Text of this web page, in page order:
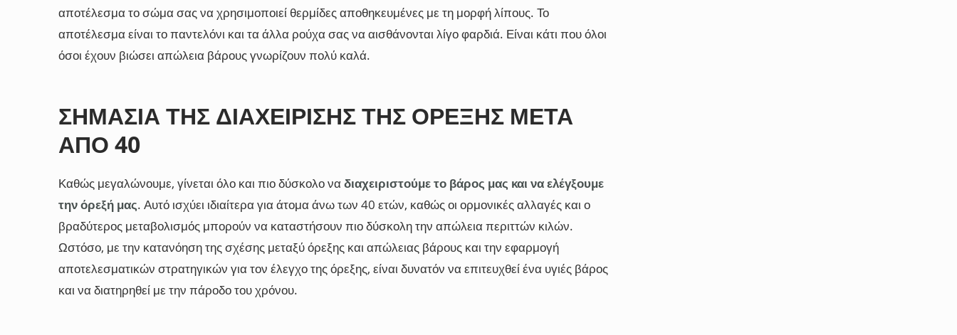
αποτέλεσμα το σώμα σας να χρησιμοποιεί θερμίδες αποθηκευμένες με τη μορφή λίπους. Το
αποτέλεσμα είναι το παντελόνι και τα άλλα ρούχα σας να αισθάνονται λίγο φαρδιά. Είναι κάτι που όλοι
όσοι έχουν βιώσει απώλεια βάρους γνωρίζουν πολύ καλά.
ΣΗΜΑΣΊΑ ΤΗΣ ΔΙΑΧΕΊΡΙΣΗΣ ΤΗΣ ΌΡΕΞΗΣ ΜΕΤΆ
ΑΠΌ 40
Καθώς μεγαλώνουμε, γίνεται όλο και πιο δύσκολο ναδιαχειριστούμε το βάρος μας και να ελέγξουμε
την όρεξή μας. Αυτό ισχύει ιδιαίτερα για άτομα άνω των 40 ετών, καθώς οι ορμονικές αλλαγές και ο
βραδύτερος μεταβολισμός μπορούν να καταστήσουν πιο δύσκολη την απώλεια περιττών κιλών.
Ωστόσο, με την κατανόηση της σχέσης μεταξύ όρεξης και απώλειας βάρους και την εφαρμογή
αποτελεσματικών στρατηγικών για τον έλεγχο της όρεξης, είναι δυνατόν να επιτευχθεί ένα υγιές βάρος
και να διατηρηθεί με την πάροδο του χρόνου.